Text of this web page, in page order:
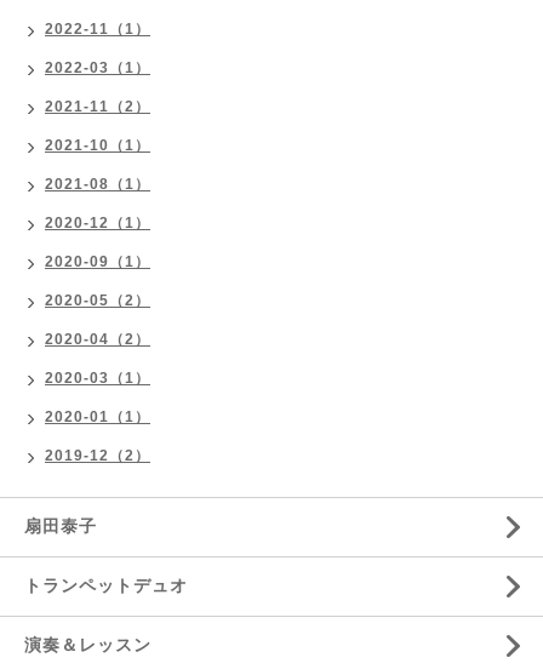
2022-11（1）
2022-03（1）
2021-11（2）
2021-10（1）
2021-08（1）
2020-12（1）
2020-09（1）
2020-05（2）
2020-04（2）
2020-03（1）
2020-01（1）
2019-12（2）
扇田泰子
トランペットデュオ
演奏＆レッスン